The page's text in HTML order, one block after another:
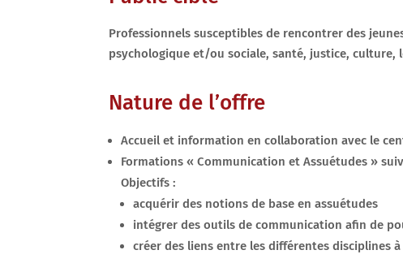
Professionnels susceptibles de rencontrer des
psychologique et/ou sociale, santé, justice,
Nature de l’offre
Accueil et information en collaboration avec le
Formations « Communication et Assuétudes »
Objectifs :
acquérir des notions de base en assuétudes
intégrer des outils de communication afin de
créer des liens entre les différentes disciplines